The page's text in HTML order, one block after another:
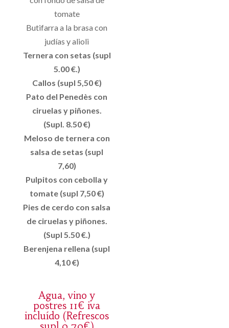
tomate
Butifarra a la brasa con
judías y alioli
Ternera con setas (supl
5.00 €.)
Callos (supl 5,50 €)
Pato del Penedès con
ciruelas y piñones.
(Supl. 8.50 €)
Meloso de ternera con
salsa de setas (supl
7,60)
Pulpitos con cebolla y
tomate (supl 7,50 €)
Pies de cerdo con salsa
de ciruelas y piñones.
(Supl 5.50 €.)
Berenjena rellena (supl
4,10 €)
Agua, vino y
postres 11€ iva
incluído (Refrescos